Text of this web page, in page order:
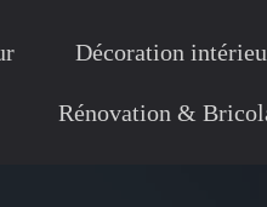
Décoration
Rénovation &